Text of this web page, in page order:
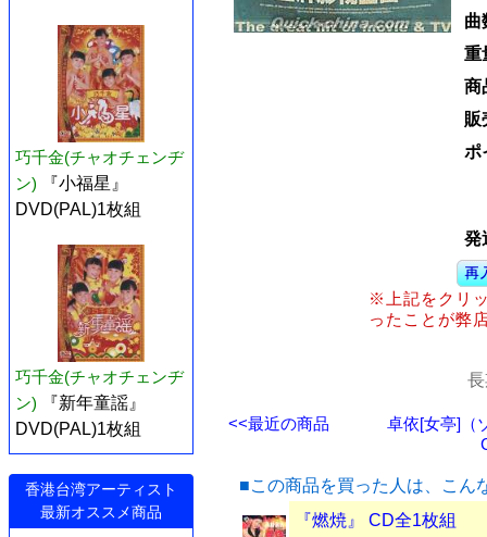
巧千金(チャオチェンヂ
ン)
『小福星』
DVD(PAL)1枚組
巧千金(チャオチェンヂ
ン)
『新年童謡』
DVD(PAL)1枚組
香港台湾アーティスト
最新オススメ商品
曲
重
商
販
ポ
発
※上記をクリ
ったことが弊
<<最近の商品
卓依[女亭]（
■この商品を買った人は、こん
『燃焼』 CD全1枚組